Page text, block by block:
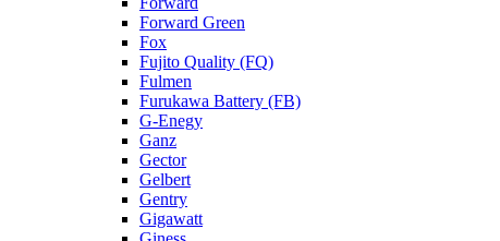
Forward Green
Fox
Fujito Quality (FQ)
Fulmen
Furukawa Battery (FB)
G-Enegy
Ganz
Gector
Gelbert
Gentry
Gigawatt